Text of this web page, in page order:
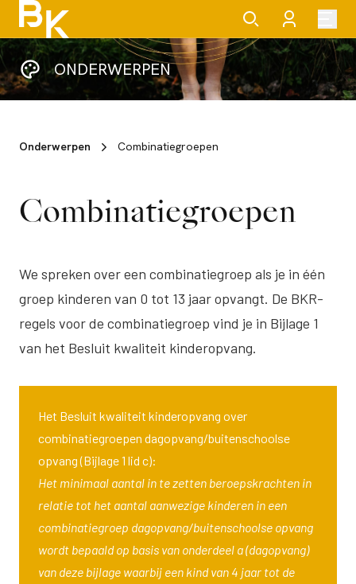
ONDERWERPEN
Onderwerpen Combinatiegroepen
Combinatiegroepen
We spreken over een combinatiegroep als je in één
groep kinderen van 0 tot 13 jaar opvangt. De BKR-
regels voor de combinatiegroep vind je in Bijlage 1
van het Besluit kwaliteit kinderopvang.
Het Besluit kwaliteit kinderopvang over
combinatiegroepen dagopvang/buitenschoolse
opvang (Bijlage 1 lid c):
Het minimaal aantal in te zetten beroepskrachten in
relatie tot het aantal aanwezige kinderen in een
combinatiegroep dagopvang/buitenschoolse opvang
wordt bepaald op basis van onderdeel a (dagopvang)
van deze bijlage waarbij een kind van 4 jaar tot de